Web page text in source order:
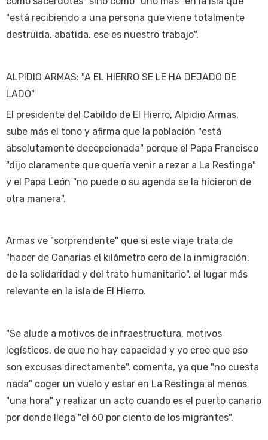
"está recibiendo a una persona que viene totalmente
destruida, abatida, ese es nuestro trabajo".
ALPIDIO ARMAS: "A EL HIERRO SE LE HA DEJADO DE
LADO"
El presidente del Cabildo de El Hierro, Alpidio Armas,
sube más el tono y afirma que la población "está
absolutamente decepcionada" porque el Papa Francisco
"dijo claramente que quería venir a rezar a La Restinga"
y el Papa León "no puede o su agenda se la hicieron de
otra manera".
Armas ve "sorprendente" que si este viaje trata de
"hacer de Canarias el kilómetro cero de la inmigración,
de la solidaridad y del trato humanitario", el lugar más
relevante en la isla de El Hierro.
"Se alude a motivos de infraestructura, motivos
logísticos, de que no hay capacidad y yo creo que eso
son excusas directamente", comenta, ya que "no cuesta
nada" coger un vuelo y estar en La Restinga al menos
"una hora" y realizar un acto cuando es el puerto canario
por donde llega "el 60 por ciento de los migrantes".